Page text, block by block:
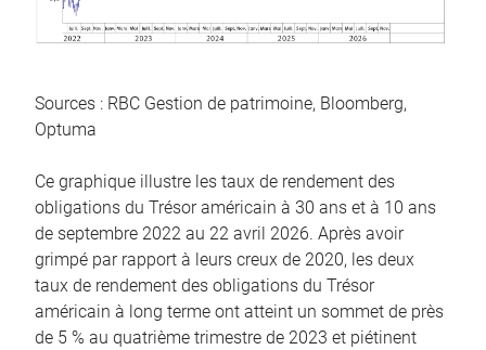
Sources : RBC Gestion de patrimoine, Bloomberg,
Optuma
Ce graphique illustre les taux de rendement des
obligations du Trésor américain à 30 ans et à 10 ans
de septembre 2022 au 22 avril 2026. Après avoir
grimpé par rapport à leurs creux de 2020, les deux
taux de rendement des obligations du Trésor
américain à long terme ont atteint un sommet de près
de 5 % au quatrième trimestre de 2023 et piétinent